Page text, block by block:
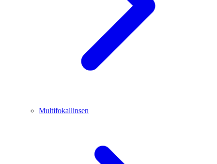
Multifokallinsen